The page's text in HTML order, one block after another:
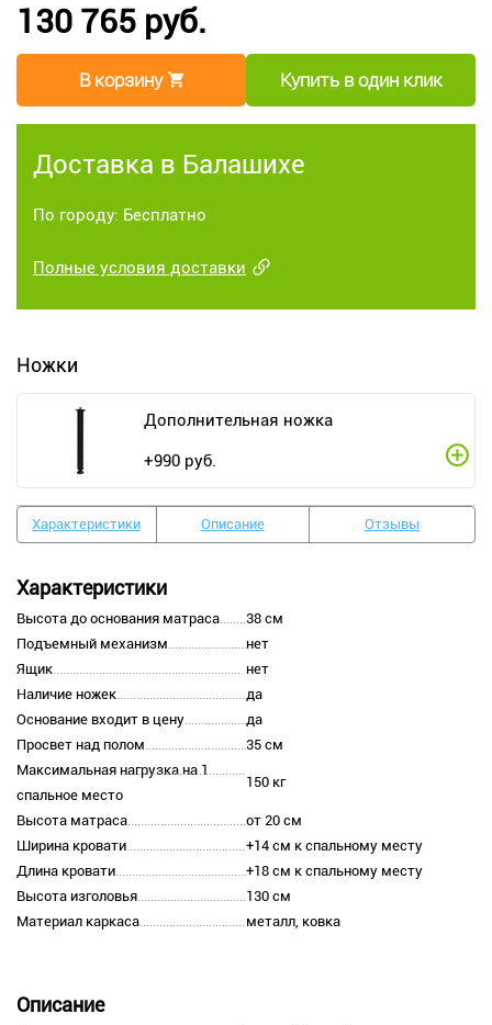
130 765 руб.
В корзину Купить в один клик
Доставка в Балашихе
По городу: Бесплатно
Полные условия доставки
Ножки
Дополнительная ножка
+990 руб.
Характеристики Описание Отзывы
Характеристики
Высота до основания матраса
38 см
Подъемный механизм
нет
Ящик
нет
Наличие ножек
да
Основание входит в цену
да
Просвет над полом
35 см
Максимальная нагрузка на 1
спальное место
150 кг
Высота матраса
от 20 см
Ширина кровати
+14 см к спальному месту
Длина кровати
+18 см к спальному месту
Высота изголовья
130 см
Материал каркаса
металл, ковка
Описание